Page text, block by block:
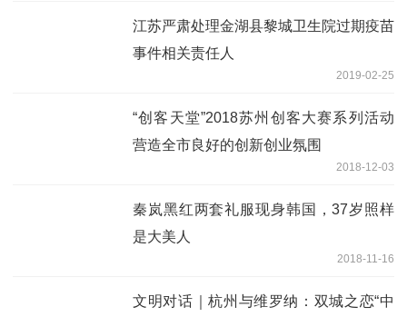
江苏严肃处理金湖县黎城卫生院过期疫苗
事件相关责任人
2019-02-25
“创客天堂”2018苏州创客大赛系列活动
营造全市良好的创新创业氛围
2018-12-03
秦岚黑红两套礼服现身韩国，37岁照样
是大美人
2018-11-16
文明对话｜杭州与维罗纳：双城之恋“中